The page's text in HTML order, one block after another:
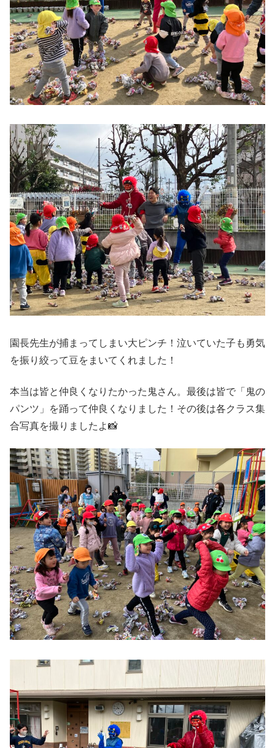
園長先生が捕まってしまい大ピンチ！泣いていた子も勇気
を振り絞って豆をまいてくれました！
本当は皆と仲良くなりたかった鬼さん。最後は皆で「鬼の
パンツ」を踊って仲良くなりました！その後は各クラス集
合写真を撮りましたよ📸